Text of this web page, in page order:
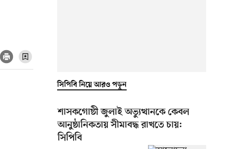
সিপিবি নিয়ে আরও পড়ুন
শাসকগোষ্ঠী জুলাই অভ্যুত্থানকে কেবল
আনুষ্ঠানিকতায় সীমাবদ্ধ রাখতে চায়:
সিপিবি